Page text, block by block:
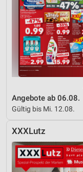
Angebote ab 06.08.
Gültig bis Mi. 12.08.
XXXLutz